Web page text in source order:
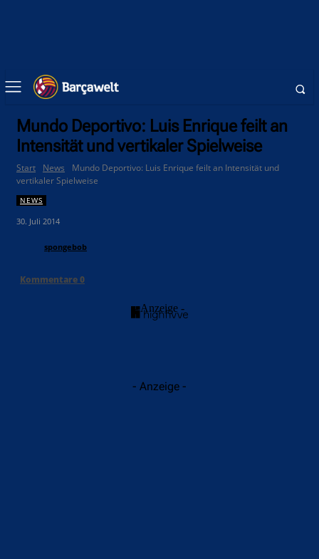
Mundo Deportivo: Luis Enrique feilt an
Intensität und vertikaler Spielweise
Start News
Mundo Deportivo: Luis Enrique feilt an Intensität und
vertikaler Spielweise
NEWS
30. Juli 2014
spongebob
Kommentare0
- Anzeige -
- Anzeige -